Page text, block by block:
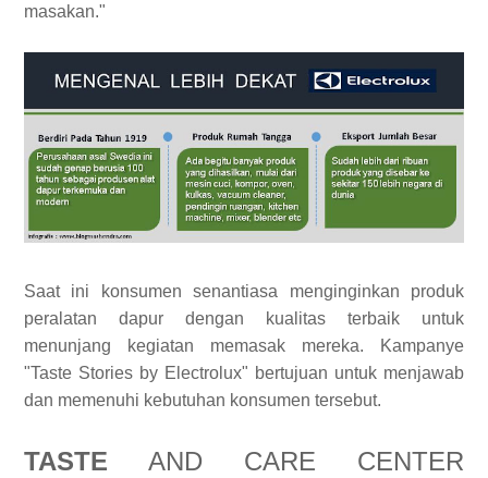
masakan."
Saat ini konsumen senantiasa menginginkan produk
peralatan dapur dengan kualitas terbaik untuk
menunjang kegiatan memasak mereka. Kampanye
"Taste Stories by Electrolux" bertujuan untuk menjawab
dan memenuhi kebutuhan konsumen tersebut.
TASTE AND CARE CENTER